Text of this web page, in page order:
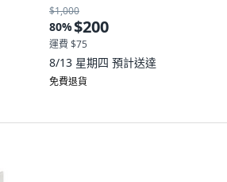
$1,000
80%$200
運費 $75
8/13 星期四 預計送達
免費退貨